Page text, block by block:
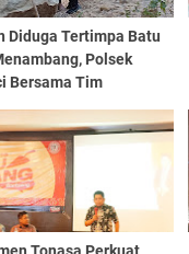
Diduga Tertimpa Batu
Polsek
Bersama Tim
Cepat